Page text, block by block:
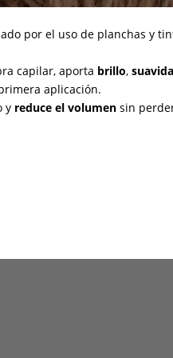
por el uso de planchas y
capilar, aporta brillo,
aplicación.
y reduce el volumen sin